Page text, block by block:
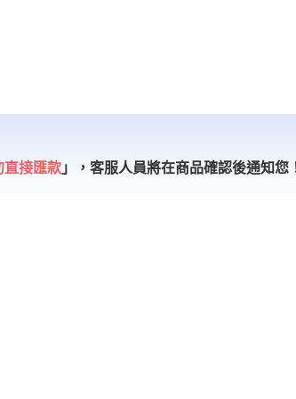
直接匯款 」， 客服人員將在商品確認後通知您